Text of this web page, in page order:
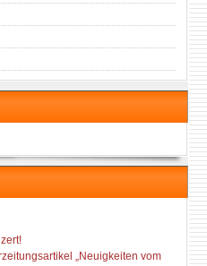
„Neuigkeiten vom